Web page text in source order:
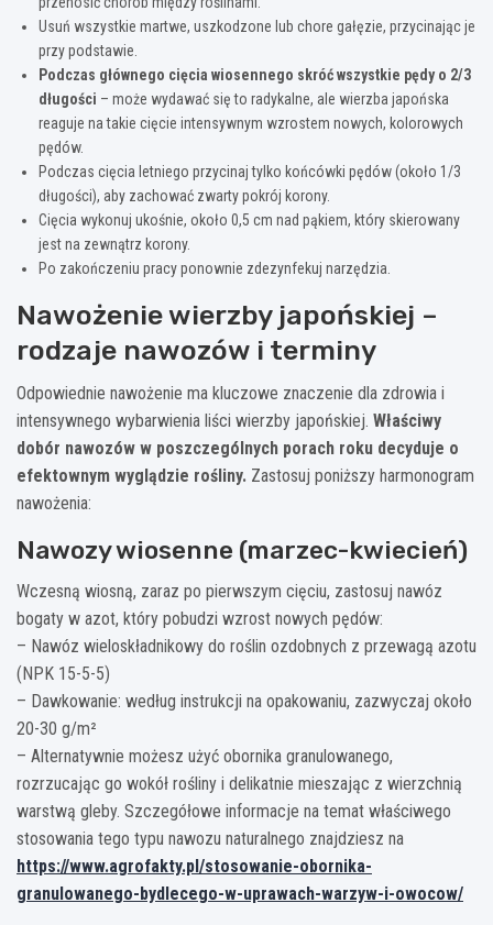
Usuń wszystkie martwe, uszkodzone lub chore gałęzie, przycinając je
przy podstawie.
Podczas głównego cięcia wiosennego skróć wszystkie pędy o 2/3
długości – może wydawać się to radykalne, ale wierzba japońska
reaguje na takie cięcie intensywnym wzrostem nowych, kolorowych
pędów.
Podczas cięcia letniego przycinaj tylko końcówki pędów (około 1/3
długości), aby zachować zwarty pokrój korony.
Cięcia wykonuj ukośnie, około 0,5 cm nad pąkiem, który skierowany
jest na zewnątrz korony.
Po zakończeniu pracy ponownie zdezynfekuj narzędzia.
Nawożenie wierzby japońskiej –
rodzaje nawozów i terminy
Odpowiednie nawożenie ma kluczowe znaczenie dla zdrowia i
intensywnego wybarwienia liści wierzby japońskiej. Właściwy
dobór nawozów w poszczególnych porach roku decyduje o
efektownym wyglądzie rośliny. Zastosuj poniższy harmonogram
nawożenia:
Nawozy wiosenne (marzec-kwiecień)
Wczesną wiosną, zaraz po pierwszym cięciu, zastosuj nawóz
bogaty w azot, który pobudzi wzrost nowych pędów:
– Nawóz wieloskładnikowy do roślin ozdobnych z przewagą azotu
(NPK 15-5-5)
– Dawkowanie: według instrukcji na opakowaniu, zazwyczaj około
20-30 g/m²
– Alternatywnie możesz użyć obornika granulowanego,
rozrzucając go wokół rośliny i delikatnie mieszając z wierzchnią
warstwą gleby. Szczegółowe informacje na temat właściwego
stosowania tego typu nawozu naturalnego znajdziesz na
https://www.agrofakty.pl/stosowanie-obornika-
granulowanego-bydlecego-w-uprawach-warzyw-i-owocow/